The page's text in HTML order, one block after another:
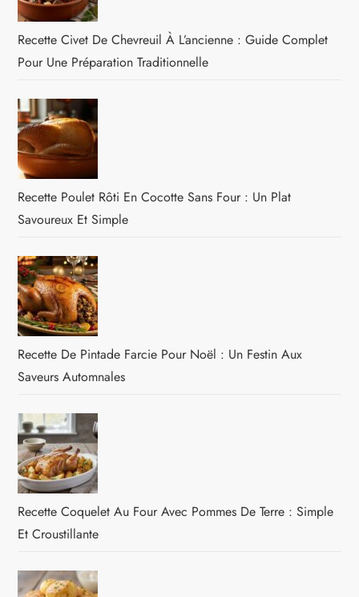
Recette Civet De Chevreuil À L’ancienne : Guide Complet
Pour Une Préparation Traditionnelle
Recette Poulet Rôti En Cocotte Sans Four : Un Plat
Savoureux Et Simple
Recette De Pintade Farcie Pour Noël : Un Festin Aux
Saveurs Automnales
Recette Coquelet Au Four Avec Pommes De Terre : Simple
Et Croustillante